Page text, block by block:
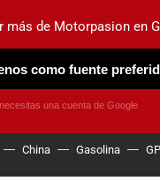
ELÉCTRICOS
China Gasolina
más de Motorpasion en
como fuente
una cuenta de Google